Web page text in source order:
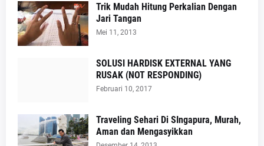
Trik Mudah Hitung Perkalian Dengan
Jari Tangan
Mei 11, 2013
SOLUSI HARDISK EXTERNAL YANG
RUSAK (NOT RESPONDING)
Februari 10, 2017
Traveling Sehari Di SIngapura, Murah,
Aman dan Mengasyikkan